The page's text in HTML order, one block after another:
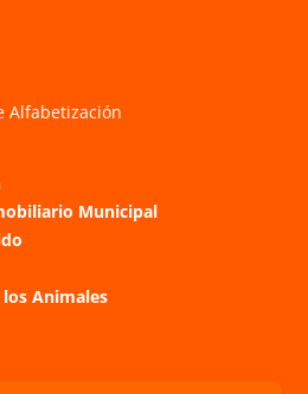
Alfabetización
Municipal
Animales